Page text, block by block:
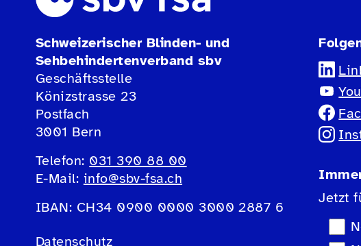
Schweizerischer Blinden- und
Sehbehindertenverband sbv
Geschäftsstelle
Könizstrasse 23
Postfach
3001 Bern
Telefon: 031 390 88 00
E-Mail: info@sbv-fsa.ch
IBAN: CH34 0900 0000 3000 2887 6
Datenschutz
Jetzt